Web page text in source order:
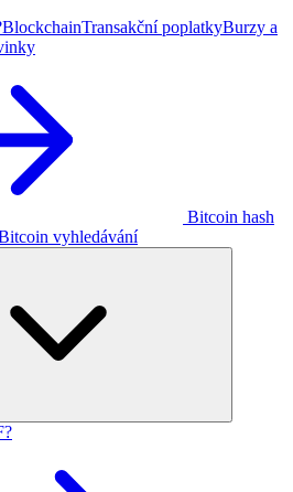
BlockchainTransakční poplatkyBurzy a
Bitcoin hash
vyhledávání